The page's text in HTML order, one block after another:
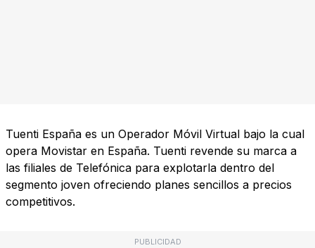
Tuenti España es un Operador Móvil Virtual bajo la cual
opera Movistar en España. Tuenti revende su marca a
las filiales de Telefónica para explotarla dentro del
segmento joven ofreciendo planes sencillos a precios
competitivos.
PUBLICIDAD